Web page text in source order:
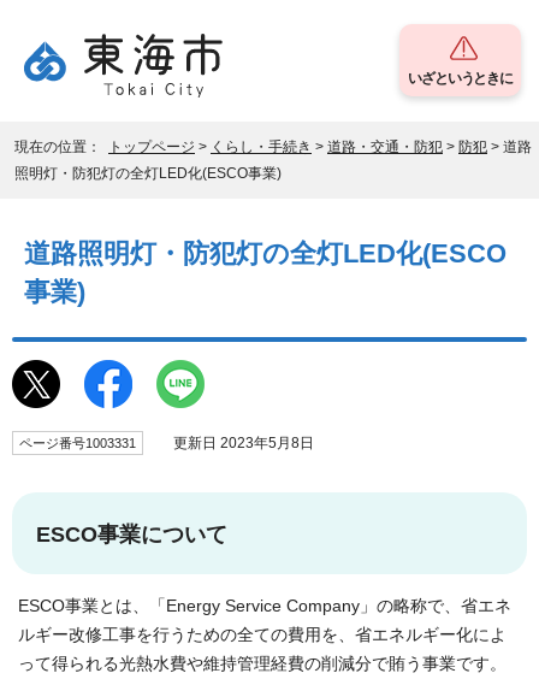
いざというときに
現在の位置： トップページ > くらし・手続き > 道路・交通・防犯 > 防犯 > 道路
照明灯・防犯灯の全灯LED化(ESCO事業)
道路照明灯・防犯灯の全灯LED化(ESCO
事業)
ページ番号1003331 更新日 2023年5月8日
ESCO事業について
ESCO事業とは、「 Energy Service Company 」の略称で、省エネ
ルギー改修工事を行うための全ての費用を、省エネルギー化によ
って得られる光熱水費や維持管理経費の削減分で賄う事業です。